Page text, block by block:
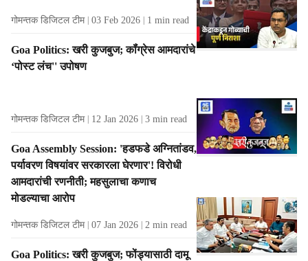
गोमन्तक डिजिटल टीम 03 Feb 2026 1 min read
Goa Politics: खरी कुजबुज; कॉंग्रेस आमदारांचे
‘पोस्ट लंच'' उपोषण
गोमन्तक डिजिटल टीम 12 Jan 2026 3 min read
Goa Assembly Session: 'हडफडे अग्नितांडव,
पर्यावरण विषयांवर सरकारला घेरणार'! विरोधी
आमदारांची रणनीती; महसुलाचा कणाच
मोडल्याचा आरोप
गोमन्तक डिजिटल टीम 07 Jan 2026 2 min read
Goa Politics: खरी कुजबुज; फोंड्यासाठी दामू